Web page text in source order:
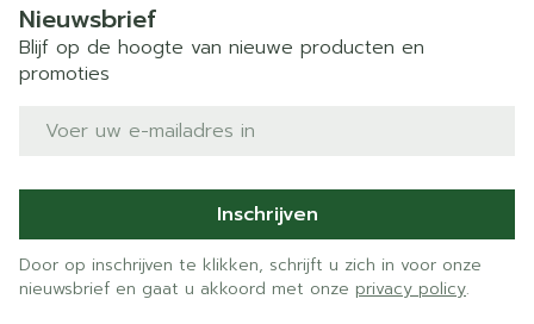
Nieuwsbrief
Blijf op de hoogte van nieuwe producten en
promoties
E-mail adres
Inschrijven
Door op inschrijven te klikken, schrijft u zich in voor onze
nieuwsbrief en gaat u akkoord met onze privacy policy.